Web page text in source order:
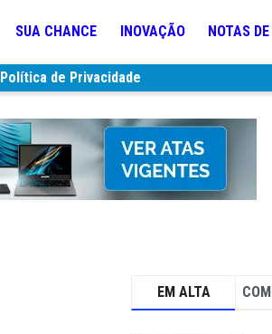
SUA CHANCE INOVAÇÃO NOTAS
Política de Privacidade
EM ALTA